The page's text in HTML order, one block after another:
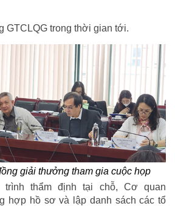
GTCLQG trong thời gian tới.
giải thưởng tham gia cuộc họp
trình thẩm định tại chỗ, Cơ quan
hợp hồ sơ và lập danh sách các tổ